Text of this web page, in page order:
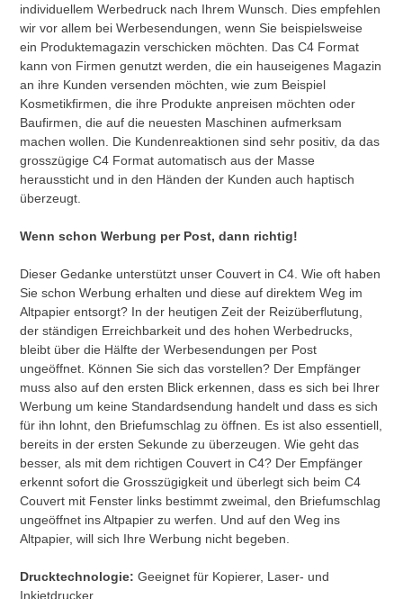
individuellem Werbedruck nach Ihrem Wunsch. Dies empfehlen
wir vor allem bei Werbesendungen, wenn Sie beispielsweise
ein Produktemagazin verschicken möchten. Das C4 Format
kann von Firmen genutzt werden, die ein hauseigenes Magazin
an ihre Kunden versenden möchten, wie zum Beispiel
Kosmetikfirmen, die ihre Produkte anpreisen möchten oder
Baufirmen, die auf die neuesten Maschinen aufmerksam
machen wollen. Die Kundenreaktionen sind sehr positiv, da das
grosszügige C4 Format automatisch aus der Masse
heraussticht und in den Händen der Kunden auch haptisch
überzeugt.
Wenn schon Werbung per Post, dann richtig!
Dieser Gedanke unterstützt unser Couvert in C4. Wie oft haben
Sie schon Werbung erhalten und diese auf direktem Weg im
Altpapier entsorgt? In der heutigen Zeit der Reizüberflutung,
der ständigen Erreichbarkeit und des hohen Werbedrucks,
bleibt über die Hälfte der Werbesendungen per Post
ungeöffnet. Können Sie sich das vorstellen? Der Empfänger
muss also auf den ersten Blick erkennen, dass es sich bei Ihrer
Werbung um keine Standardsendung handelt und dass es sich
für ihn lohnt, den Briefumschlag zu öffnen. Es ist also essentiell,
bereits in der ersten Sekunde zu überzeugen. Wie geht das
besser, als mit dem richtigen Couvert in C4? Der Empfänger
erkennt sofort die Grosszügigkeit und überlegt sich beim C4
Couvert mit Fenster links bestimmt zweimal, den Briefumschlag
ungeöffnet ins Altpapier zu werfen. Und auf den Weg ins
Altpapier, will sich Ihre Werbung nicht begeben.
Drucktechnologie:Geeignet für Kopierer, Laser- und
Inkjetdrucker